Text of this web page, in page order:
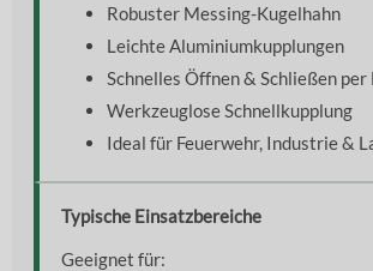
Robuster Messing-Kugelhahn
Leichte Aluminiumkupplungen
Schnelles Öffnen & Schließen
Werkzeuglose Schnellkupplung
Ideal für Feuerwehr, Industrie &
Typische Einsatzbereiche
Geeignet für: